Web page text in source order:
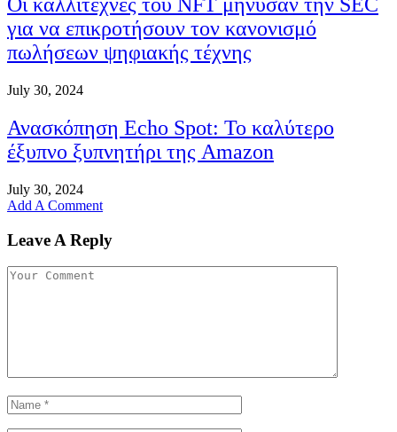
Οι καλλιτέχνες του NFT μήνυσαν την SEC
για να επικροτήσουν τον κανονισμό
πωλήσεων ψηφιακής τέχνης
July 30, 2024
Ανασκόπηση Echo Spot: Το καλύτερο
έξυπνο ξυπνητήρι της Amazon
July 30, 2024
Add A Comment
Leave A Reply